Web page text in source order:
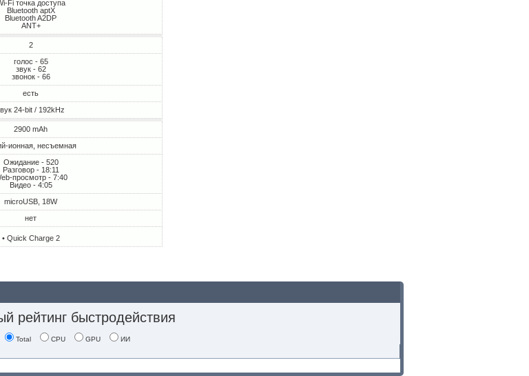
Fi точка доступа
Bluetooth aptX
Bluetooth A2DP
ANT+
2
голос - 65
звук - 62
звонок - 66
есть
24-bit / 192kHz
2900 mAh
ионная, несъемная
Ожидание - 520
Разговор - 18:11
просмотр - 7:40
Видео - 4:05
microUSB, 18W
нет
• Quick Charge 2
рейтинг быстродействия
Total CPU GPU ИИ